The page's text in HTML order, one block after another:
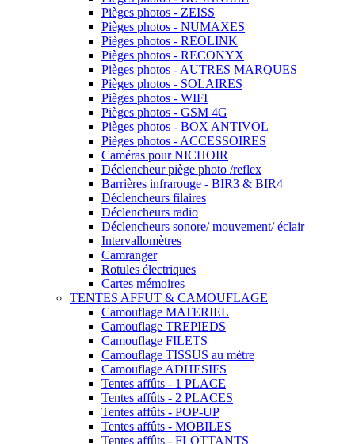
Pièges photos - ZEISS
Pièges photos - NUMAXES
Pièges photos - REOLINK
Pièges photos - RECONYX
Pièges photos - AUTRES MARQUES
Pièges photos - SOLAIRES
Pièges photos - WIFI
Pièges photos - GSM 4G
Pièges photos - BOX ANTIVOL
Pièges photos - ACCESSOIRES
Caméras pour NICHOIR
Déclencheur piège photo /reflex
Barrières infrarouge - BIR3 & BIR4
Déclencheurs filaires
Déclencheurs radio
Déclencheurs sonore/ mouvement/ éclair
Intervallomètres
Camranger
Rotules électriques
Cartes mémoires
TENTES AFFUT & CAMOUFLAGE
Camouflage MATERIEL
Camouflage TREPIEDS
Camouflage FILETS
Camouflage TISSUS au mètre
Camouflage ADHESIFS
Tentes affûts - 1 PLACE
Tentes affûts - 2 PLACES
Tentes affûts - POP-UP
Tentes affûts - MOBILES
Tentes affûts - FLOTTANTS